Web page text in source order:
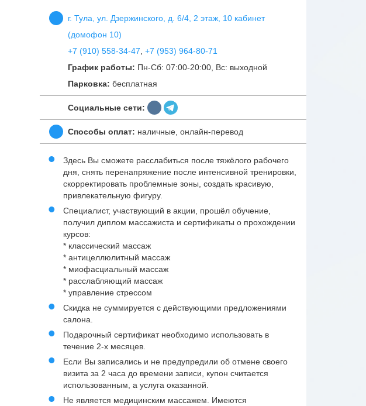
г. Тула, ул. Дзержинского, д. 6/4, 2 этаж, 10 кабинет
(домофон 10)
+7 (910) 558-34-47 +7 (953) 964-80-71
График работы: Пн-Сб: 07:00-20:00, Вс: выходной
Парковка: бесплатная
Социальные сети:
Способы оплат: наличные, онлайн-перевод
Здесь Вы сможете расслабиться после тяжёлого рабочего
дня, снять перенапряжение после интенсивной тренировки,
скорректировать проблемные зоны, создать красивую,
привлекательную фигуру.
Специалист, участвующий в акции, прошёл обучение,
получил диплом массажиста и сертификаты о прохождении
курсов:
* классический массаж
* антицеллюлитный массаж
* миофасциальный массаж
* расслабляющий массаж
* управление стрессом
Скидка не суммируется с действующими предложениями
салона.
Подарочный сертификат необходимо использовать в
течение 2-х месяцев.
Если Вы записались и не предупредили об отмене своего
визита за 2 часа до времени записи, купон считается
использованным, а услуга оказанной.
Не является медицинским массажем. Имеются